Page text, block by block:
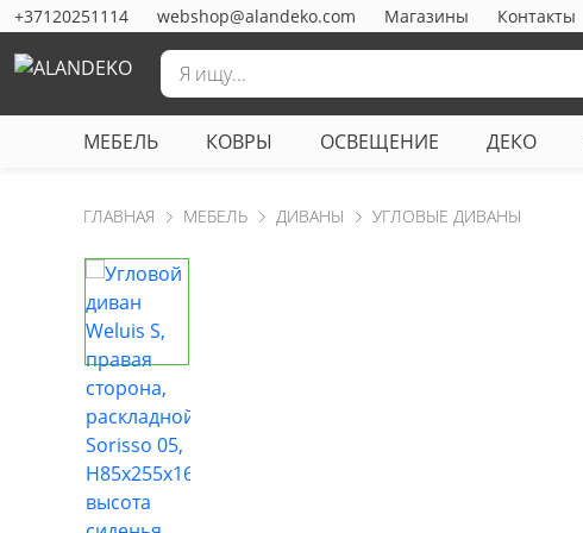
+37120251114 webshop@alandeko.com Магазины Контакты
МЕБЕЛЬ КОВРЫ ОСВЕЩЕНИЕ ДЕКО
ГЛАВНАЯ МЕБЕЛЬ ДИВАНЫ УГЛОВЫЕ ДИВАНЫ